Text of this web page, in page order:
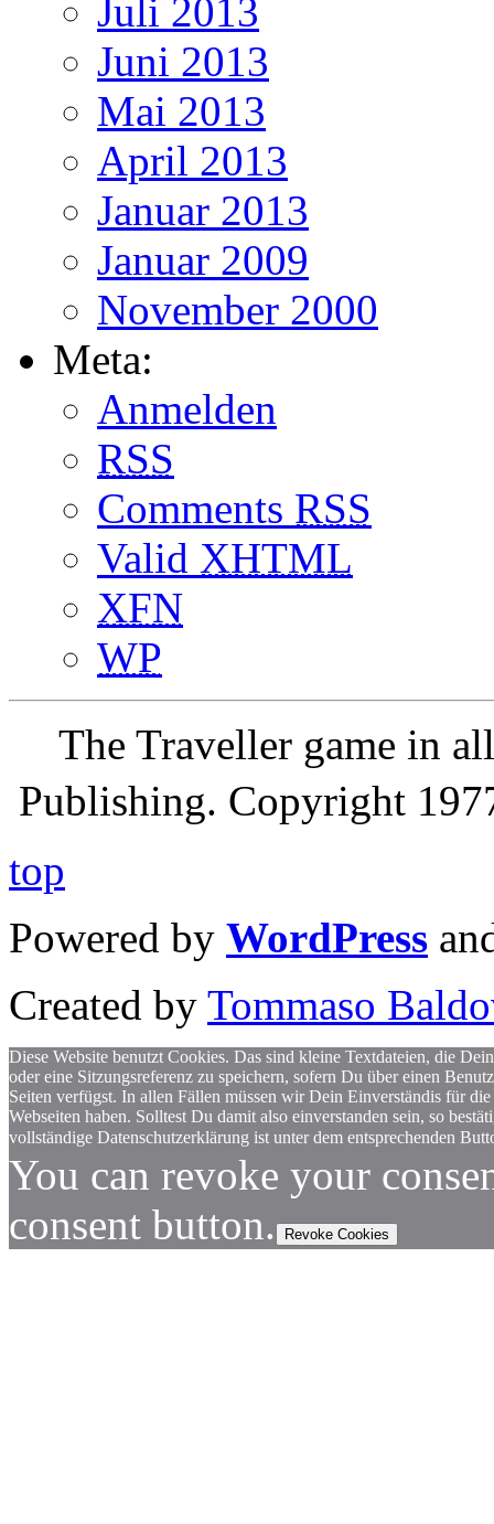
Juli 2013
Juni 2013
Mai 2013
April 2013
Januar 2013
Januar 2009
November 2000
Meta:
Anmelden
RSS
Comments RSS
Valid XHTML
XFN
WP
The Traveller game in
Publishing. Copyright
top
Powered by WordPress
Created by Tommaso
Diese Website benutzt Cookies. Das sind kleine Textdateien, die
oder eine Sitzungsreferenz zu speichern, sofern Du über einen
Seiten verfügst. In allen Fällen müssen wir Dein Einverständis für
Webseiten haben. Solltest Du damit also einverstanden sein, so
vollständige Datenschutzerklärung ist unter dem entsprechenden
You can revoke your
consent button.
Revoke Cookies